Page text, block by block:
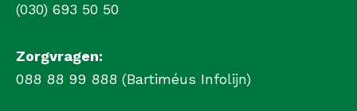
(030) 693 50 50
Zorgvragen:
088 88 99 888 (Bartiméus Infolijn)